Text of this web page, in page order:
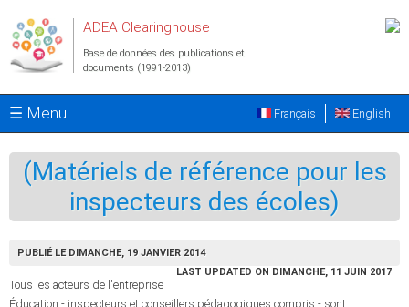
ADEA Clearinghouse
Base de données des publications et
documents (1991-2013)
☰ Menu English
Français
(Matériels de référence pour les
inspecteurs des écoles)
PUBLIÉ LE DIMANCHE, 19 JANVIER 2014
LAST UPDATED ON DIMANCHE, 11 JUIN 2017
Tous les acteurs de l'entreprise
Éducation - inspecteurs et conseillers pédagogiques compris - sont